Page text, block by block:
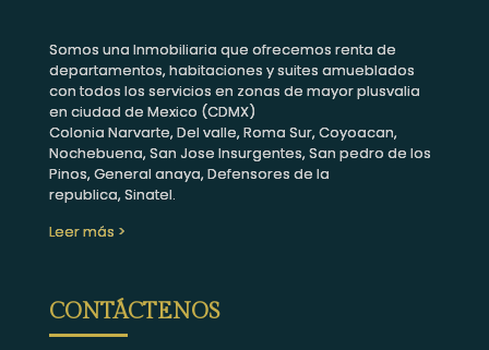
Somos una Inmobiliaria que ofrecemos renta de
departamentos, habitaciones y suites amueblados
con todos los servicios en zonas de mayor plusvalia
en ciudad de Mexico (CDMX)
Colonia Narvarte, Del valle, Roma Sur, Coyoacan,
Nochebuena, San Jose Insurgentes, San pedro de los
Pinos, General anaya, Defensores de la
republica, Sinatel.
Leer más >
CONTÁCTENOS